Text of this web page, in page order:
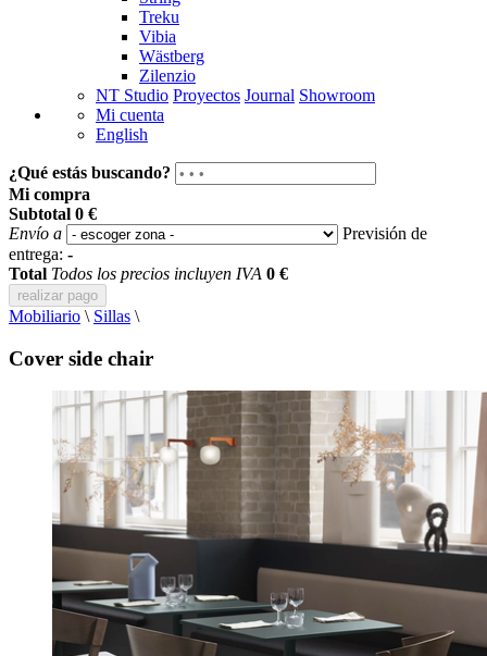
Treku
Vibia
Wästberg
Zilenzio
NT Studio Proyectos Journal Showroom
Mi cuenta
English
¿Qué estás buscando?
Mi compra
Subtotal 0 €
Envío a
Previsión de
entrega: -
Total Todos los precios incluyen IVA 0 €
realizar pago
Mobiliario \ Sillas \
Cover side chair